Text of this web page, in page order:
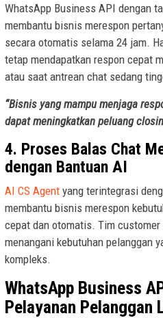
WhatsApp Business API dengan
membantu bisnis merespon
secara otomatis selama 24 jam.
tetap mendapatkan respon cepat
atau saat antrean chat sedang
“Bisnis yang mampu menjaga
dapat meningkatkan peluang
4. Proses Balas Chat
dengan Bantuan AI
AI CS Agent yang terintegrasi
membantu bisnis merespon
cepat dan otomatis. Tim
menangani kebutuhan pelanggan
kompleks.
WhatsApp Business
Pelayanan Pelanggan